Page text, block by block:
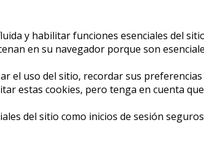
y habilitar funciones esenciales del
en su navegador porque son
el uso del sitio, recordar sus
estas cookies, pero tenga en cuenta
del sitio como inicios de sesión